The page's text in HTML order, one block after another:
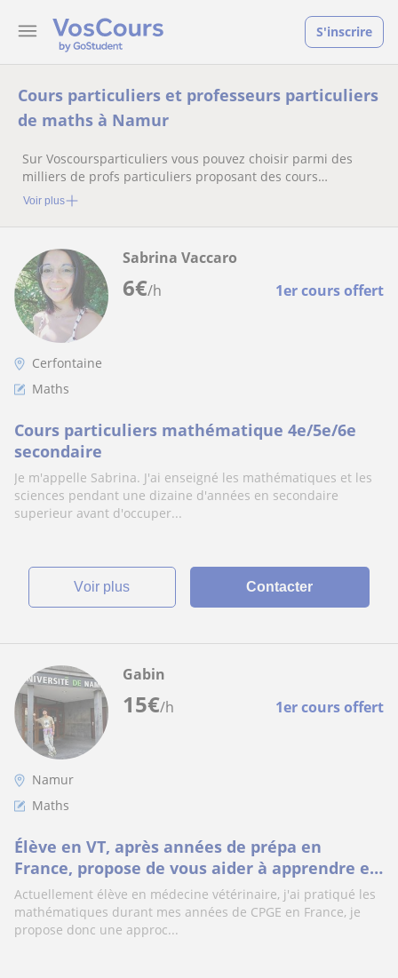
S'inscrire
Cours particuliers et professeurs particuliers
de maths à Namur
Sur Voscoursparticuliers vous pouvez choisir parmi des
milliers de profs particuliers proposant des cours
particuliers
Voir plus
6€/h 1er cours offert
Sabrina Vaccaro
Cerfontaine
Maths
Cours particuliers mathématique 4e/5e/6e
secondaire
Je m'appelle Sabrina. J'ai enseigné les mathématiques et les
sciences pendant une dizaine d'années en secondaire
superieur avant d'occuper...
voir plus Contacter
15€/h 1er cours offert
Gabin
Namur
Maths
Élève en VT, après années de prépa en
France, propose de vous aider à apprendre et
comprendre les maths de niveau secondaire
ou
Actuellement élève en médecine vétérinaire, j'ai pratiqué les
mathématiques durant mes années de CPGE en France, je
propose donc une approc...